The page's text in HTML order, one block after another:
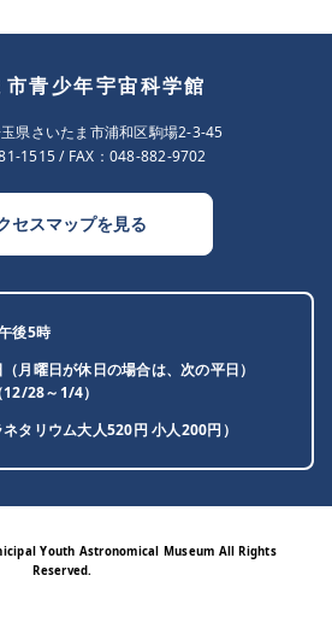
市青少年宇宙科学館
県さいたま市浦和区駒場2-3-45
1515/ FAX：048-882-9702
セスマップを見る
後5時
月曜日が休日の場合は、次の平日）
28～1/4）
タリウム大人520円 小人200円）
Youth Astronomical Museum All Rights
Reserved.